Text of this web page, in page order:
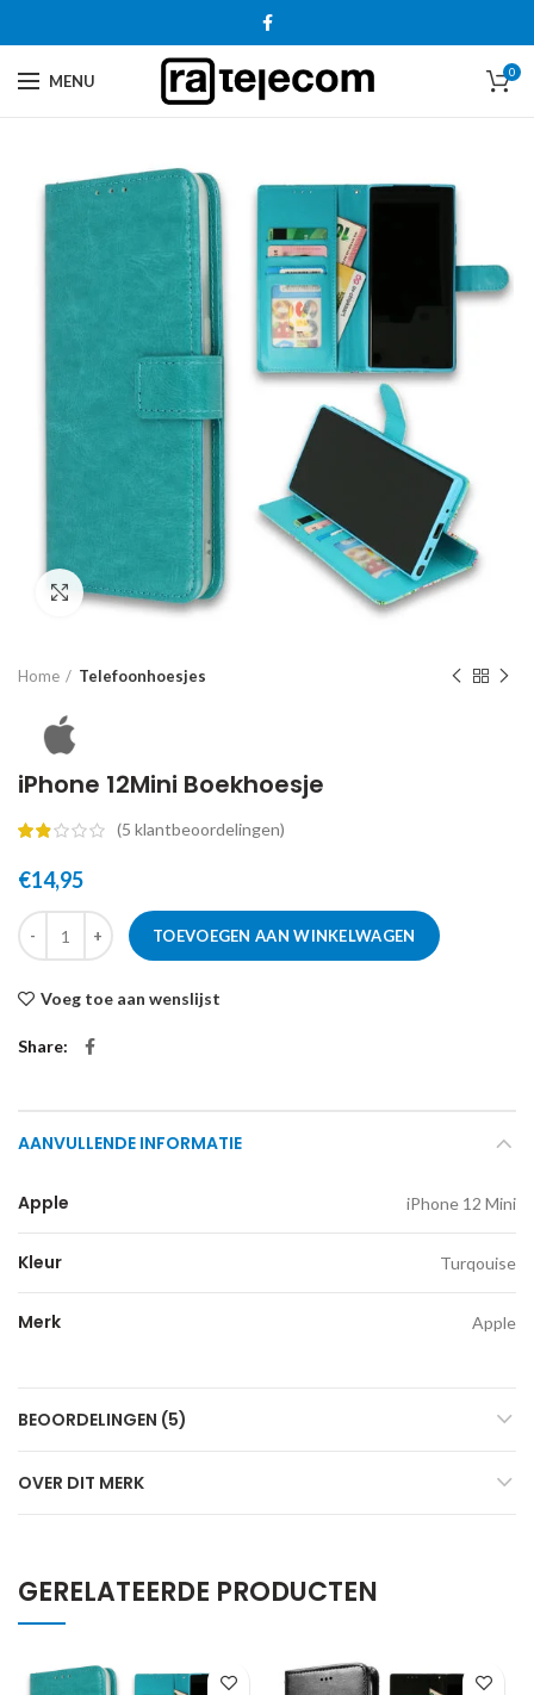
MENU 0
Click to enlarge
Home Telefoonhoesjes
iPhone 12Mini Boekhoesje
(5 klantbeoordelingen)
€14,95
TOEVOEGEN AAN WINKELWAGEN
Voeg toe aan wenslijst
Share
AANVULLENDE INFORMATIE
Apple iPhone 12 Mini
Kleur Turqouise
Merk Apple
BEOORDELINGEN (5)
OVER DIT MERK
GERELATEERDE PRODUCTEN